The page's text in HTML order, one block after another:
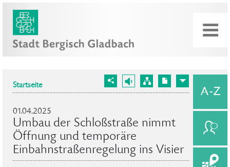
Startseite
01.04.2025
Umbau der Schloßstraße nimmt
Öffnung und temporäre
Einbahnstraßenregelung ins Visier